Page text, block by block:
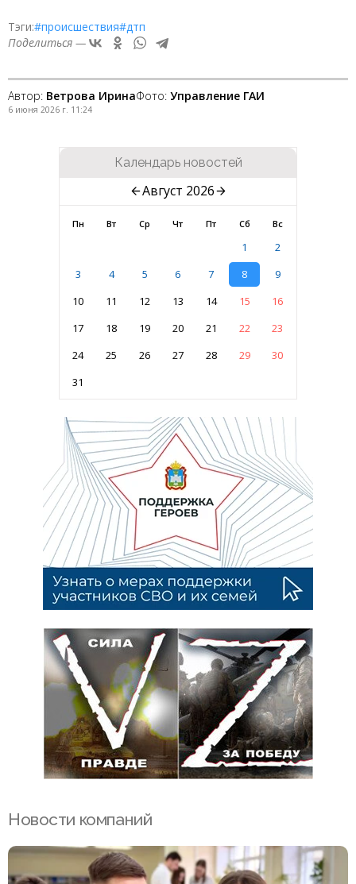
Тэги:#происшествия#дтп
Поделиться —
Автор: Ветрова ИринаФото: Управление ГАИ
6 июня 2026 г. 11:24
Календарь новостей
Август 2026
Пн Вт Ср Чт Пт Сб Вс
1
2
3
4 5 6 7 8
9
10
11 12 13 14 15
16
17
18 19 20 21 22
23
24
25 26 27 28 29
30
31
Новости компаний